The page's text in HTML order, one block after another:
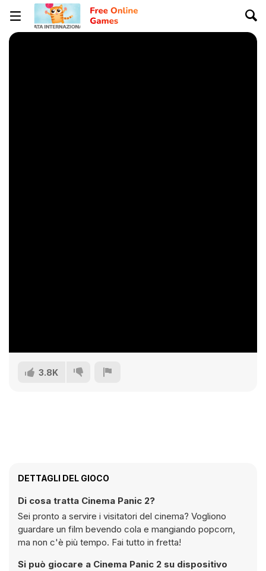
3.8K
DETTAGLI DEL GIOCO
Di cosa tratta Cinema Panic 2?
Sei pronto a servire i visitatori del cinema? Vogliono
guardare un film bevendo cola e mangiando popcorn,
ma non c'è più tempo. Fai tutto in fretta!
Si può giocare a Cinema Panic 2 su dispositivo